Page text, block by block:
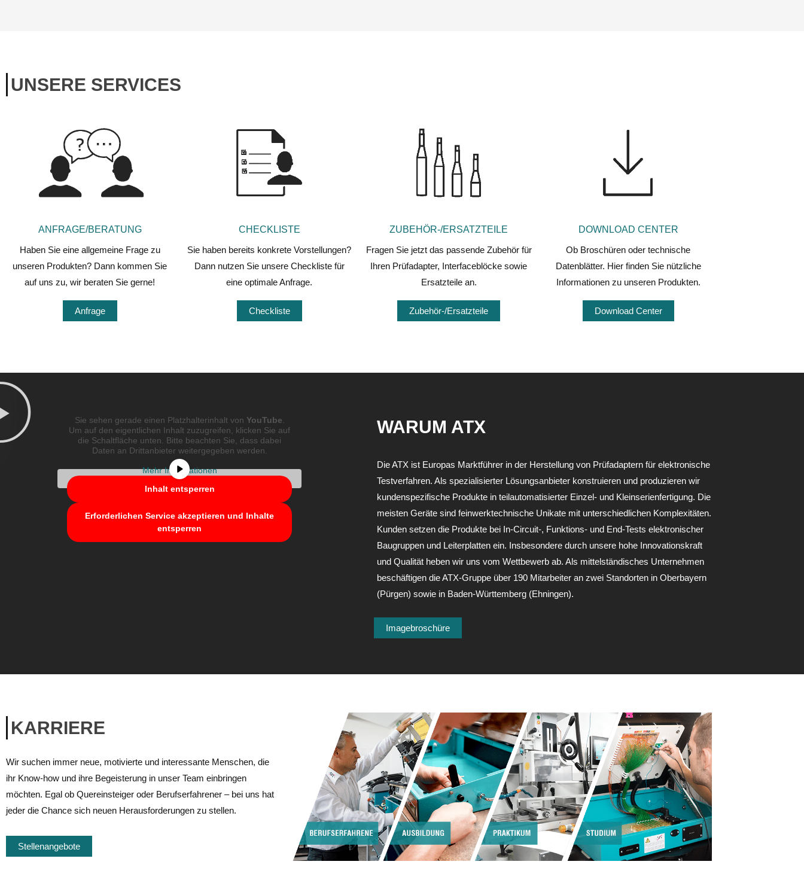
UNSERE SERVICES
ANFRAGE/BERATUNG
Haben Sie eine allgemeine Frage zu
unseren Produkten? Dann kommen Sie
auf uns zu, wir beraten Sie gerne!
Anfrage
CHECKLISTE
Sie haben bereits konkrete Vorstellungen?
Dann nutzen Sie unsere Checkliste für
eine optimale Anfrage.
Checkliste
ZUBEHÖR-/ERSATZTEILE
Fragen Sie jetzt das passende Zubehör für
Ihren Prüfadapter, Interfaceblöcke sowie
Ersatzteile an.
Zubehör-/Ersatzteile
DOWNLOAD CENTER
Ob Broschüren oder technische
Datenblätter. Hier finden Sie nützliche
Informationen zu unseren Produkten.
Download Center
Sie sehen gerade einen Platzhalterinhalt von YouTube.
Um auf den eigentlichen Inhalt zuzugreifen, klicken Sie auf
die Schaltfläche unten. Bitte beachten Sie, dass dabei
Daten an Drittanbieter weitergegeben werden.
Mehr Informationen
Inhalt entsperren
Erforderlichen Service akzeptieren und Inhalte
entsperren
WARUM ATX
Die ATX ist Europas Marktführer in der Herstellung von Prüfadaptern für elektronische
Testverfahren. Als spezialisierter Lösungsanbieter konstruieren und produzieren wir
kundenspezifische Produkte in teilautomatisierter Einzel- und Kleinserienfertigung. Die
meisten Geräte sind feinwerktechnische Unikate mit unterschiedlichen Komplexitäten.
Kunden setzen die Produkte bei In-Circuit-, Funktions- und End-Tests elektronischer
Baugruppen und Leiterplatten ein. Insbesondere durch unsere hohe Innovationskraft
und Qualität heben wir uns vom Wettbewerb ab. Als mittelständisches Unternehmen
beschäftigen die ATX-Gruppe über 190 Mitarbeiter an zwei Standorten in Oberbayern
(Pürgen) sowie in Baden-Württemberg (Ehningen).
Imagebroschüre
KARRIERE
Wir suchen immer neue, motivierte und interessante Menschen, die
ihr Know-how und ihre Begeisterung in unser Team einbringen
möchten. Egal ob Quereinsteiger oder Berufserfahrener – bei uns hat
jeder die Chance sich neuen Herausforderungen zu stellen.
Stellenangebote